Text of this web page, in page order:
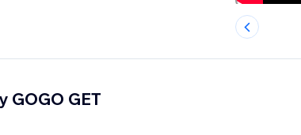
GOGO GET